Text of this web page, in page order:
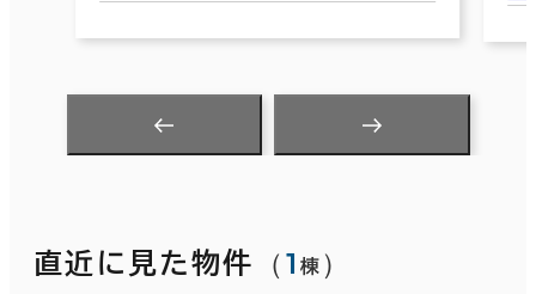
直近に見た物件 （1 棟 ）